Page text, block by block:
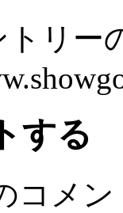
トリー
する
コメ